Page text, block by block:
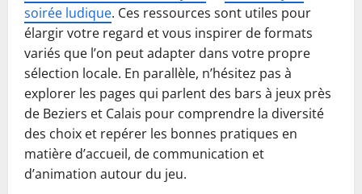
soirée ludique. Ces ressources sont utiles pour
élargir votre regard et vous inspirer de formats
variés que l’on peut adapter dans votre propre
sélection locale. En parallèle, n’hésitez pas à
explorer les pages qui parlent des bars à jeux près
de Beziers et Calais pour comprendre la diversité
des choix et repérer les bonnes pratiques en
matière d’accueil, de communication et
d’animation autour du jeu.